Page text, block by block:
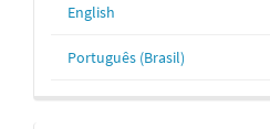
English
Português (Brasil)